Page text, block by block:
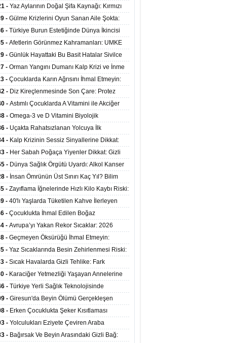
Ünitesi Hastalara Umut Oluyor
- Yaz Aylarının Doğal Şifa Kaynağı: Kırmızı
Bağışıklığı ve Kalbi Koruyor
- Gülme Krizlerini Oyun Sanan Aile Şokta:
Çocuk 8 Kez Felç Geçirdi
- Türkiye Burun Estetiğinde Dünya İkincisi
- Afetlerin Görünmez Kahramanları: UMKE
Görev Başında
- Günlük Hayattaki Bu Basit Hatalar Sivilce
Tetikliyor
- Orman Yangını Dumanı Kalp Krizi ve İnme
Artırıyor
- Çocuklarda Karın Ağrısını İhmal Etmeyin:
Habercisi Olabilir
- Diz Kireçlenmesinde Son Çare: Protez
İle Yaşam Kalitesi Artıyor
- Astımlı Çocuklarda A Vitamini ile Akciğer
Arasında Bağlantı Bulundu
- Omega-3 ve D Vitamini Biyolojik
Yavaşlatabilir
- Uçakta Rahatsızlanan Yolcuya İlk
Sağlık Bakanı Memişoğlu'ndan Geldi
- Kalp Krizinin Sessiz Sinyallerine Dikkat:
Göğüs Ağrısıyla Gelmiyor
- Her Sabah Poğaça Yiyenler Dikkat: Gizli
ve Yağ Yükü Kalbi ve Bağırsakları Tehdit
- Dünya Sağlık Örgütü Uyardı: Alkol Kanser
Doğrudan Artırıyor
- İnsan Ömrünün Üst Sınırı Kaç Yıl? Bilim
Yeni Yaşam Süresi Modeli
- Zayıflama İğnelerinde Hızlı Kilo Kaybı Riski:
Hekim Kontrolü Şart Diyor
- 40'lı Yaşlarda Tüketilen Kahve İlerleyen
Zihinsel ve Fiziksel Sağlığı Koruyor
- Çocuklukta İhmal Edilen Boğaz
İleride Kalp Kapağını Bozabiliyor
- Avrupa’yı Yakan Rekor Sıcaklar: 2026
Ayında 10 Binden Fazla Can Kaybı
- Geçmeyen Öksürüğü İhmal Etmeyin:
Korunarak Tümörden Kurtuldu
- Yaz Sıcaklarında Besin Zehirlenmesi Riski:
Kalan Gıdalara Dikkat
- Sıcak Havalarda Gizli Tehlike: Fark
Sıvı Kaybı Organları Tehdit Ediyor
- Karaciğer Yetmezliği Yaşayan Annelerine
Hayat Veren Doku Nakli
- Türkiye Yerli Sağlık Teknolojisinde
40 Ülkeye Solunum Cihazı İhraç Ediliyor
- Giresun'da Beyin Ölümü Gerçekleşen
Organları 4 Hastaya Yaşam Umudu Oldu
- Erken Çocuklukta Şeker Kısıtlaması
Riskini Yüzde 23 Azaltıyor
- Yolculukları Eziyete Çeviren Araba
Karşı Etkili Önlemler
- Bağırsak Ve Beyin Arasındaki Gizli Bağ: